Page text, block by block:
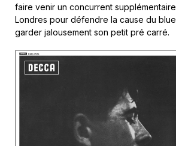
faire venir un concurrent
Londres pour défendre la cause du
garder jalousement son petit pré carré.